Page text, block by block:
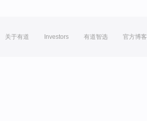
关于有道 Investors 有道智选 官方博客